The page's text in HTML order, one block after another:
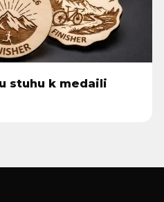
stuhu k medaili